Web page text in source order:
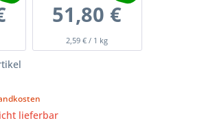
51,80 €
2,59 € / 1 kg
lieferbar